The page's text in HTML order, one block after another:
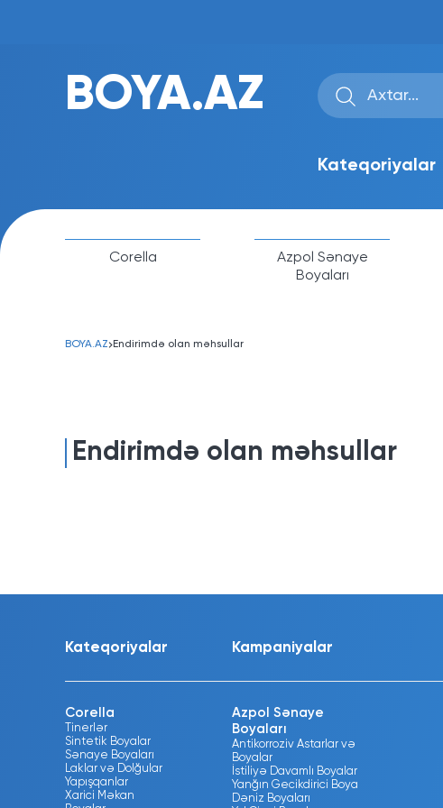
BOYA.AZ
Kateqoriyalar
Corella
Azpol Sənaye
Boyaları
BOYA.AZ Endirimdə olan məhsullar
Endirimdə olan məhsullar
Kateqoriyalar Kampaniyalar
Corella
Tinerlər
Sintetik Boyalar
Sənaye Boyaları
Laklar və Dolğular
Yapışqanlar
Xarici Məkan
Azpol Sənaye
Boyaları
Antikorroziv Astarlar və
Boyalar
İstiliyə Davamlı Boyalar
Yanğın Gecikdirici Boya
Dəniz Boyaları